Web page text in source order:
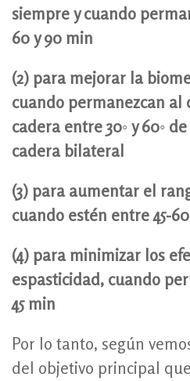
siempre y cuando
60 y 90 min
(2) para mejorar la
cuando permanezcan al
cadera entre 30◦ y 60◦
cadera bilateral
(3) para aumentar el
cuando estén entre 45-
(4) para minimizar los
espasticidad, cuando
45 min
Por lo tanto, según
del objetivo principal